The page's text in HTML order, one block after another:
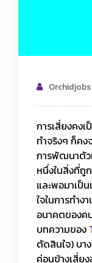
Orchidjobs
การเสี่ยงคง
ทำจริงๆ ก็คง
การพัฒนาตัว
หนึ่งในสิ่งที่ถู
และพอมาเป็
ใจในการทำ
อนาคตของค
บทความของ
ตัดสินใจ) บา
ค่อนข้างเสี่ย